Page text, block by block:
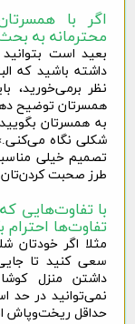
اگر با
محترمانه به
بعید است
داشته باشید که
نظر برمی‌خورید،
همسرتان توضیح
به همسرتان
شکلی نگاه
تصمیم خیلی
طرز صحبت
با تفاوت‌هایی که
تفاوت‌ها احترام
مثلا اگر
سعی کنید تا
داشتن منزل
نمی‌توانید در حد
حداقل ریخت‌وپاش